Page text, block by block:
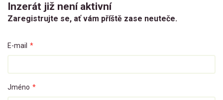
Inzerát již není aktivní
Zaregistrujte se, ať vám příště zase neuteče.
E-mail *
Jméno *